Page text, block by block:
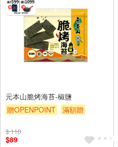
元本山脆烤海苔-椒鹽
贈OPENPOINT
滿額贈
$ 110
$89